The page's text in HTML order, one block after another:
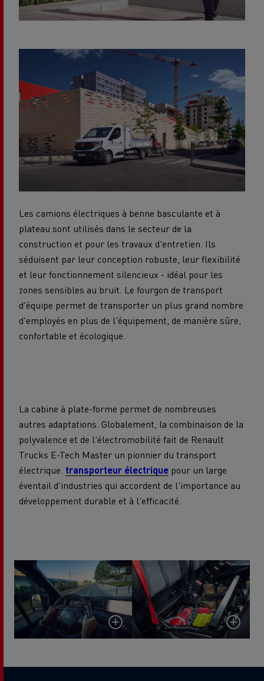
Les camions électriques à benne basculante et à
plateau sont utilisés dans le secteur de la
construction et pour les travaux d'entretien. Ils
séduisent par leur conception robuste, leur flexibilité
et leur fonctionnement silencieux - idéal pour les
zones sensibles au bruit. Le fourgon de transport
d'équipe permet de transporter un plus grand nombre
d'employés en plus de l'équipement, de manière sûre,
confortable et écologique.
La cabine à plate-forme permet de nombreuses
autres adaptations. Globalement, la combinaison de la
polyvalence et de l'électromobilité fait de Renault
Trucks E-Tech Master un pionnier du transport
électrique. transporteur électrique pour un large
éventail d'industries qui accordent de l'importance au
développement durable et à l'efficacité.